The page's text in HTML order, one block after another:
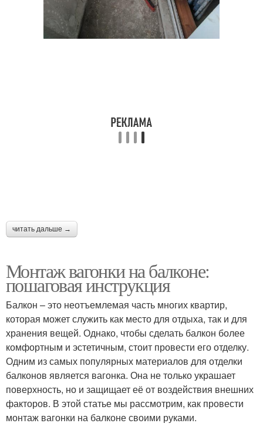
Балкон в москве Материал для вагонок
Лак на деревянной
вагонке
Вагонка от влаги Вагонка к поверхности
Отверстия в вагонке
читать дальше →
Монтаж вагонки на балконе:
пошаговая инструкция
Балкон – это неотъемлемая часть многих квартир,
которая может служить как место для отдыха, так и для
хранения вещей. Однако, чтобы сделать балкон более
комфортным и эстетичным, стоит провести его отделку.
Одним из самых популярных материалов для отделки
балконов является вагонка. Она не только украшает
поверхность, но и защищает её от воздействия внешних
факторов. В этой статье мы рассмотрим, как провести
монтаж вагонки на балконе своими руками.